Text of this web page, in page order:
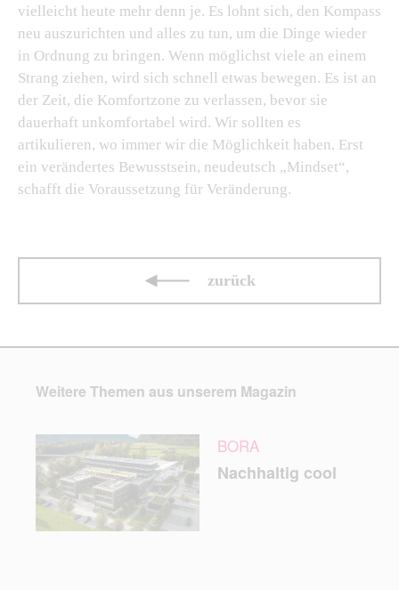
vielleicht heute mehr denn je. Es lohnt sich, den Kompass
neu auszurichten und alles zu tun, um die Dinge wieder
in Ordnung zu bringen. Wenn möglichst viele an einem
Strang ziehen, wird sich schnell etwas bewegen. Es ist an
der Zeit, die Komfortzone zu verlassen, bevor sie
dauerhaft unkomfortabel wird. Wir sollten es
artikulieren, wo immer wir die Möglichkeit haben. Erst
ein verändertes Bewusstsein, neudeutsch „Mindset“,
schafft die Voraussetzung für Veränderung.
zurück
Weitere Themen aus unserem Magazin
BORA
Nachhaltig cool